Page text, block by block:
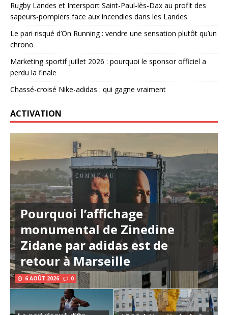
Rugby Landes et Intersport Saint-Paul-lès-Dax au profit des
sapeurs-pompiers face aux incendies dans les Landes
Le pari risqué d’On Running : vendre une sensation plutôt qu’un
chrono
Marketing sportif juillet 2026 : pourquoi le sponsor officiel a
perdu la finale
Chassé-croisé Nike-adidas : qui gagne vraiment
ACTIVATION
Pourquoi l’affichage
monumental de Zinedine
Zidane par adidas est de
retour à Marseille
6 AOÛT 2026 0